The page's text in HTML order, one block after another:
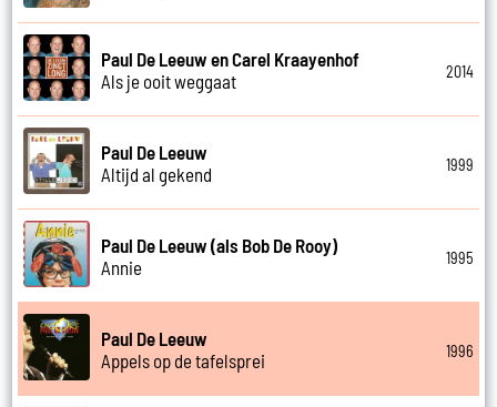
Paul De Leeuw en Carel Kraayenhof
Als je ooit weggaat
2014
Paul De Leeuw
Altijd al gekend
1999
Paul De Leeuw (als Bob De Rooy)
Annie
1995
Paul De Leeuw
Appels op de tafelsprei
1996